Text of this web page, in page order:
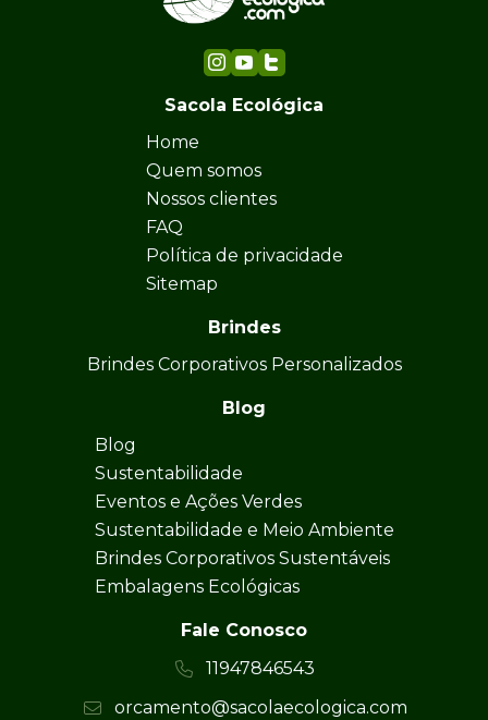
Sacola Ecológica
Home
Quem somos
Nossos clientes
FAQ
Política de privacidade
Sitemap
Brindes
Brindes Corporativos Personalizados
Blog
Blog
Sustentabilidade
Eventos e Ações Verdes
Sustentabilidade e Meio Ambiente
Brindes Corporativos Sustentáveis
Embalagens Ecológicas
Fale Conosco
11947846543
orcamento@sacolaecologica.com